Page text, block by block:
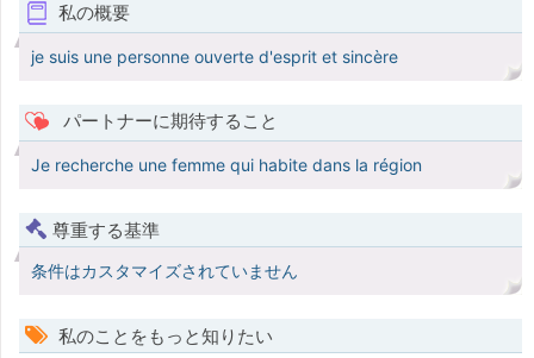
私の概要
je suis une personne ouverte d'esprit et sincère
パートナーに期待すること
Je recherche une femme qui habite dans la région
尊重する基準
条件はカスタマイズされていません
私のことをもっと知りたい